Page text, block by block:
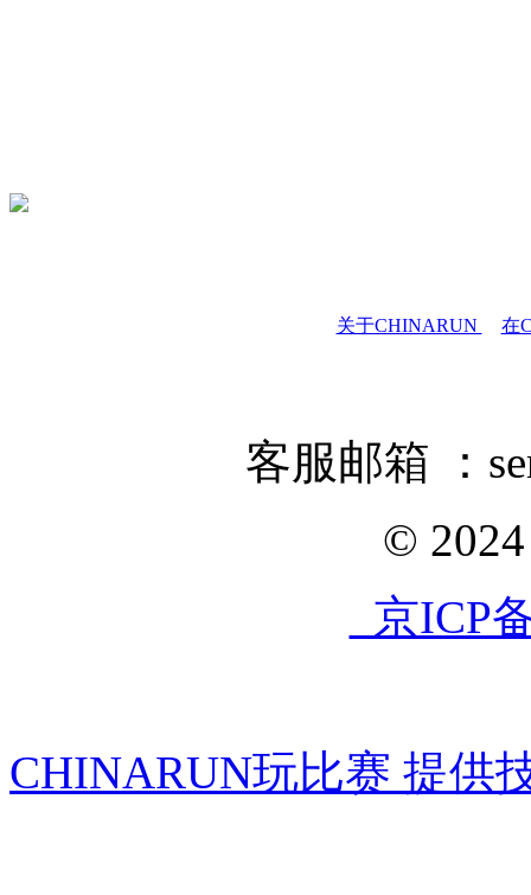
关于CHINARUN 在
客服邮箱 ：
©
京ICP
CHINARUN玩比赛 提供